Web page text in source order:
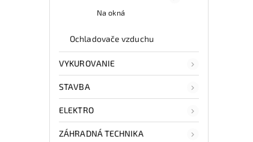
Na okná
Ochladovače vzduchu
VYKUROVANIE
STAVBA
ELEKTRO
ZÁHRADNÁ TECHNIKA